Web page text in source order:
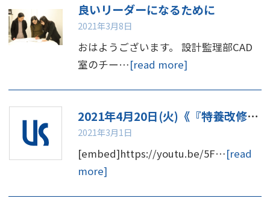
良いリーダーになるために
2021年3月8日
おはようございます。 設計監理部CAD
室のチー…[read more]
2021年4月20日(火)《『特養改修セミナー』》
2021年3月1日
[embed]https://youtu.be/5F…[read
more]